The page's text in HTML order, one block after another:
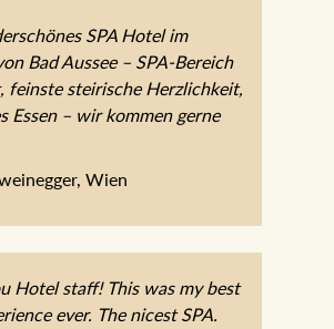
SPA Hotel im
Bad Aussee – SPA-Bereich
feinste steirische Herzlichkeit,
Essen – wir kommen gerne
Wien
Hotel staff! This was my best
ever. The nicest SPA.